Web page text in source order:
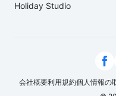
Holiday Studio
会社概要利用規約個人情報の